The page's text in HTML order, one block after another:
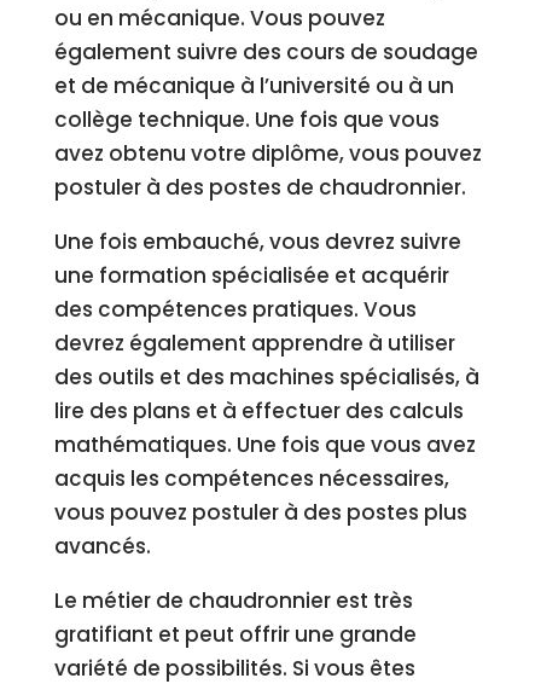
ou en mécanique. Vous pouvez
également suivre des cours de soudage
et de mécanique à l’université ou à un
collège technique. Une fois que vous
avez obtenu votre diplôme, vous pouvez
postuler à des postes de chaudronnier.
Une fois embauché, vous devrez suivre
une formation spécialisée et acquérir
des compétences pratiques. Vous
devrez également apprendre à utiliser
des outils et des machines spécialisés, à
lire des plans et à effectuer des calculs
mathématiques. Une fois que vous avez
acquis les compétences nécessaires,
vous pouvez postuler à des postes plus
avancés.
Le métier de chaudronnier est très
gratifiant et peut offrir une grande
variété de possibilités. Si vous êtes